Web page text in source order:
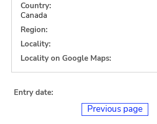
Country:
Canada
Region:
Locality:
Locality on Google Maps:
Entry date:
Previous page